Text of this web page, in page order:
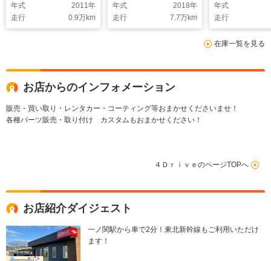
ディーラー車
年式
2011年
走行
0.9万km
年式
2018年
走行
7.7万km
オーディオ
年式
走行
在庫一覧を見る
お店からのインフォメーション
販売・買い取り・レンタカー・コーティング等おまかせくださいませ！
各種パーツ販売・取り付け カスタムもおまかせください！
４ＤｒｉｖｅのページTOPへ
お店紹介ダイジェスト
一ノ関駅から車で2分！東北新幹線もご利用いただけ
ます！